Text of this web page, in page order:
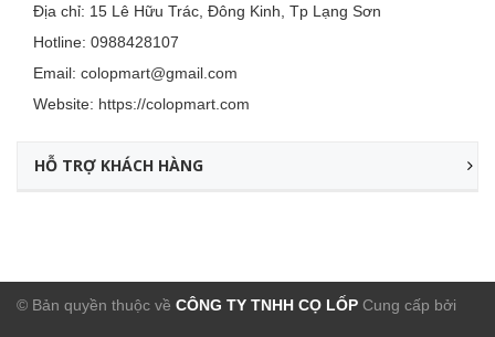
Địa chỉ: 15 Lê Hữu Trác, Đông Kinh, Tp Lạng Sơn
Hotline: 0988428107
Email: colopmart@gmail.com
Website: https://colopmart.com
HỖ TRỢ KHÁCH HÀNG
© Bản quyền thuộc về CÔNG TY TNHH CỌ LỐP Cung cấp bởi